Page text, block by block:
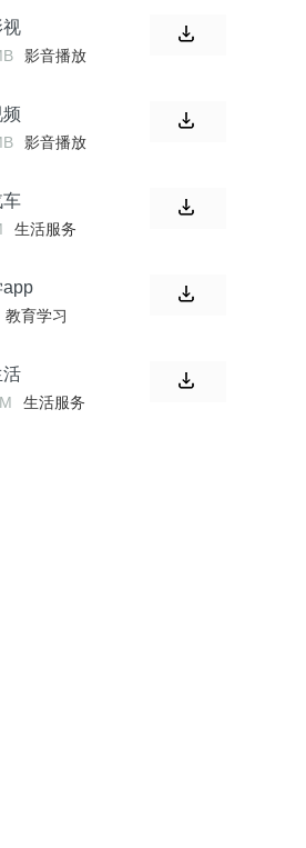
视
影音播放
影音播放
车
生活服务
app
教育学习
活
生活服务